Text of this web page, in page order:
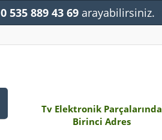
Tv Elektronik Parçalarında
Birinci Adres
0 535 889 43 69 arayabilirsiniz.